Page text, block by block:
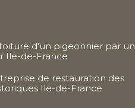
d'un pigeonnier par un
Ile-de-France
de restauration des
Ile-de-France